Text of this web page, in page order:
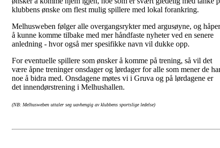
klubbens ønske om flest mulig spillere med lokal forankring.
Melhusweben følger alle overgangsrykter med argusøyne, og håper
å kunne komme tilbake med mer håndfaste nyheter ved en senere
anledning - hvor også mer spesifikke navn vil dukke opp.
For eventuelle spillere som ønsker å komme på trening, så vil det
være åpne treninger onsdager og lørdager for alle som mener de
noe å bidra med. Onsdagene møtes vi i Gruva og på lørdagene er
det innendørstrening i Melhushallen.
(NB: Melhusweben uttaler seg uavhengig av klubbens sportslige ledelse)